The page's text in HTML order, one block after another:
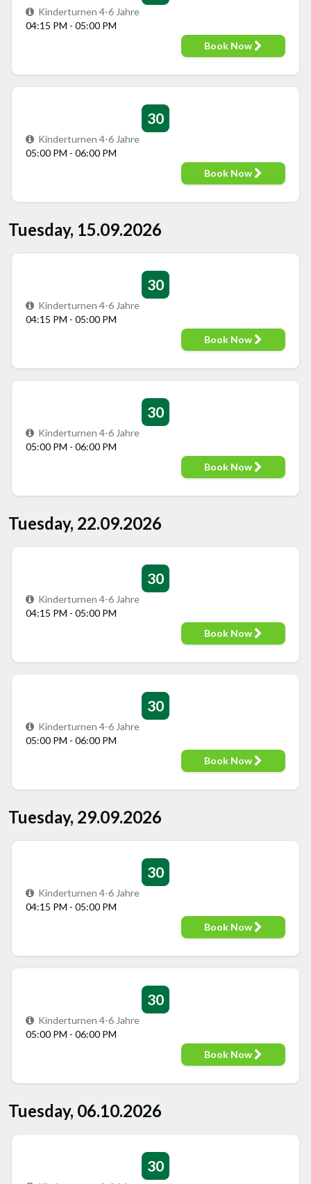
Kinderturnen 4-6 Jahre
04:15 PM - 05:00 PM
Book Now
30
Kinderturnen 4-6 Jahre
05:00 PM - 06:00 PM
Book Now
Tuesday, 15.09.2026
30
Kinderturnen 4-6 Jahre
04:15 PM - 05:00 PM
Book Now
30
Kinderturnen 4-6 Jahre
05:00 PM - 06:00 PM
Book Now
Tuesday, 22.09.2026
30
Kinderturnen 4-6 Jahre
04:15 PM - 05:00 PM
Book Now
30
Kinderturnen 4-6 Jahre
05:00 PM - 06:00 PM
Book Now
Tuesday, 29.09.2026
30
Kinderturnen 4-6 Jahre
04:15 PM - 05:00 PM
Book Now
30
Kinderturnen 4-6 Jahre
05:00 PM - 06:00 PM
Book Now
Tuesday, 06.10.2026
30